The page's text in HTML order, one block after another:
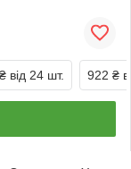
від 24 шт. 922 ₴